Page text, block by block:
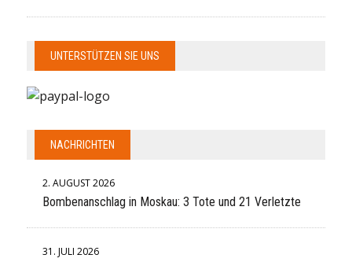
UNTERSTÜTZEN SIE UNS
NACHRICHTEN
2. AUGUST 2026
Bombenanschlag in Moskau: 3 Tote und 21 Verletzte
31. JULI 2026